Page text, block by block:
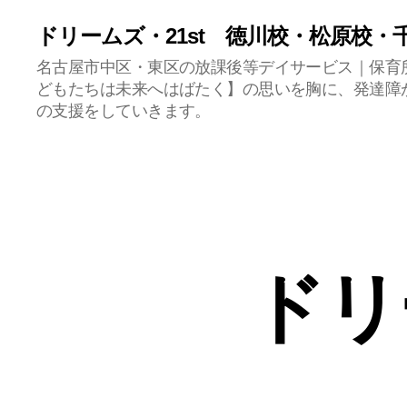
ドリームズ・21st 徳川校・松原校・
名古屋市中区・東区の放課後等デイサービス｜保
どもたちは未来へはばたく】の思いを胸に、発達
の支援をしていきます。
ド